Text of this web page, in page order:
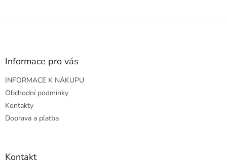
Z
Informace pro vás
INFORMACE K NÁKUPU
Obchodní podmínky
Kontakty
Doprava a platba
Kontakt